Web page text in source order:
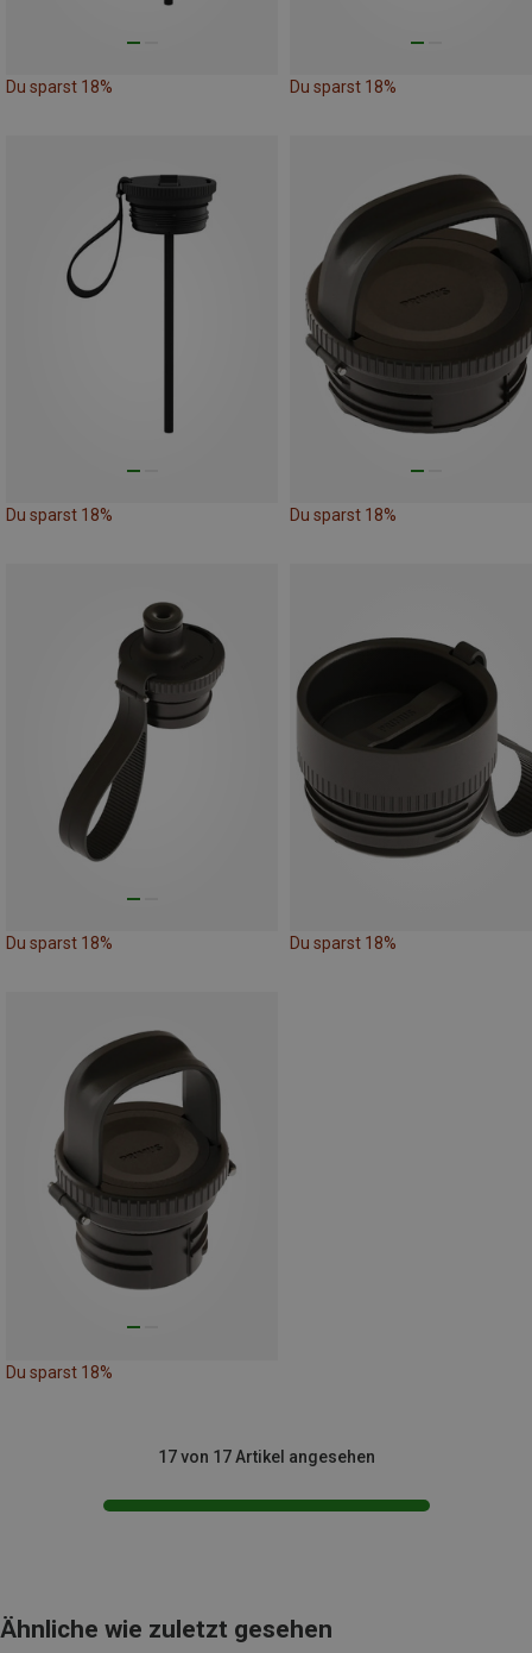
Du sparst 18% Du sparst 18%
Du sparst 18% Du sparst 18%
Du sparst 18% Du sparst 18%
Du sparst 18%
17 von 17 Artikel angesehen
Ähnliche wie zuletzt gesehen